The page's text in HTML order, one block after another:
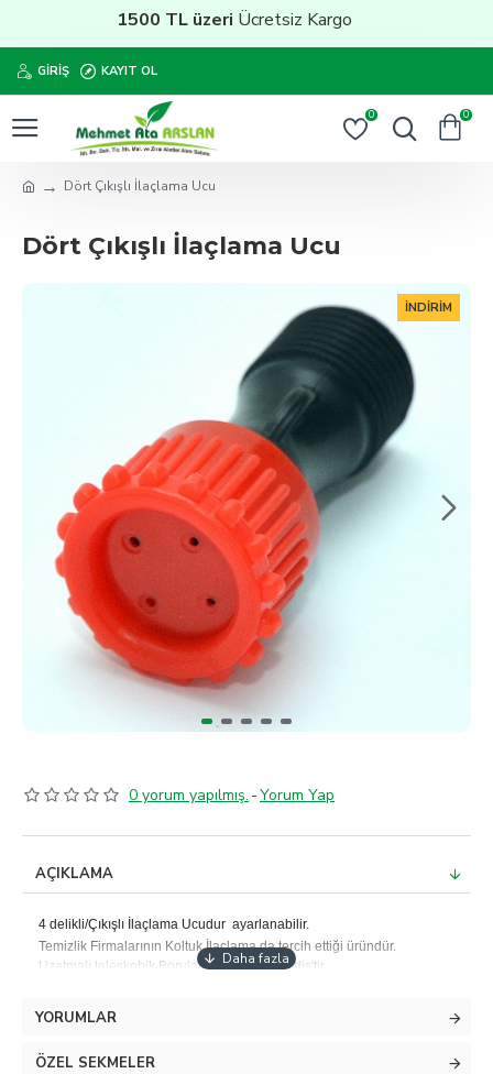
1500 TL üzeriÜcretsiz Kargo
GIRIŞ KAYIT OL
0 0
Dört Çıkışlı İlaçlama Ucu
Dört Çıkışlı İlaçlama Ucu
İNDIRIM
0 yorum yapılmış. -Yorum Yap
AÇIKLAMA
4 delikli/Çıkışlı İlaçlama Ucudur ayarlanabilir.
Temizlik Firmalarının Koltuk İlaçlama da tercih ettiği üründür.
Uzatmalı teleskobik Borulara uymaz Erkek diş'tir.
YORUMLAR
ÖZEL SEKMELER